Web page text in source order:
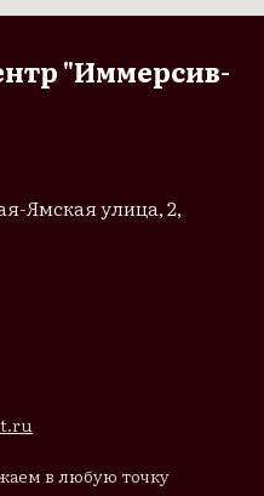
"Иммерсив-
Ямская улица, 2,
в любую точку